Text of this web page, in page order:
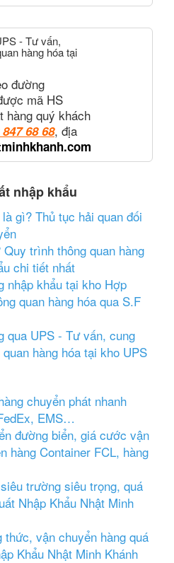
- Tư vấn,
hàng hóa tại
đường
mã HS
hàng quý khách
68 68, địa
nhập khẩu
gì? Thủ tục hải quan đối
trình thông quan hàng
chi tiết nhất
nhập khẩu tại kho Hợp
quan hàng hóa qua S.F
qua UPS - Tư vấn, cung
hàng hóa tại kho UPS
chuyển phát nhanh
EMS…
đường biển, giá cước vận
hàng Container FCL, hàng
trường siêu trọng, quá
Nhập Khẩu Nhật Minh
thức, vận chuyển hàng quá
Khẩu Nhật Minh Khánh